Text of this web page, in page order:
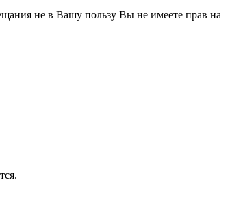
не в Вашу пользу Вы не имеете прав на